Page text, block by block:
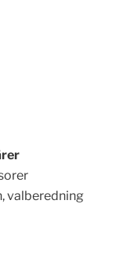
valberedning